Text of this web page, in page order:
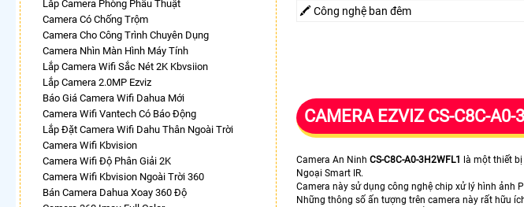
Lắp Camera Phòng Phẩu Thuật
Camera Có Chống Trộm
Camera Cho Công Trình Chuyên Dụng
Camera Nhìn Màn Hình Máy Tính
Lắp Camera Wifi Sắc Nét 2K Kbvsiion
Lắp Camera 2.0MP Ezviz
Báo Giá Camera Wifi Dahua Mới
Camera Wifi Vantech Có Báo Động
Lắp Đặt Camera Wifi Dahu Thân Ngoài Trời
Camera Wifi Kbvision
Camera Wifi Độ Phân Giải 2K
Camera Wifi Kbvision Ngoài Trời 360
Bán Camera Dahua Xoay 360 Độ
🖍 Công nghệ ban đêm
CAMERA EZVIZ CS-C8C-
Camera An Ninh CS-C8C-A0-3H2WFL1
là một thiết
Ngoại Smart IR.
Camera này sử dụng công nghệ chip xử lý hình ảnh
Những thông số ấn tượng trên camera này rất hữu